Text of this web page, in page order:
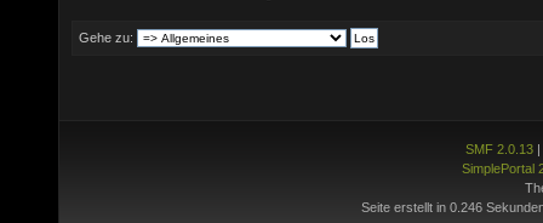
Gehe zu:
SMF 2.0.13|
SimplePortal
Seite erstellt in 0.246